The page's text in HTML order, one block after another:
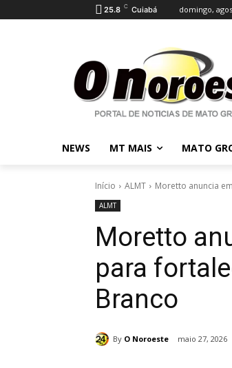
25.8 C Cuiabá domingo,
NEWS MT MAIS MATO
Início ALMT Moretto anuncia
ALMT
Moretto
para
Branco
By O Noroeste maio 27, 2026